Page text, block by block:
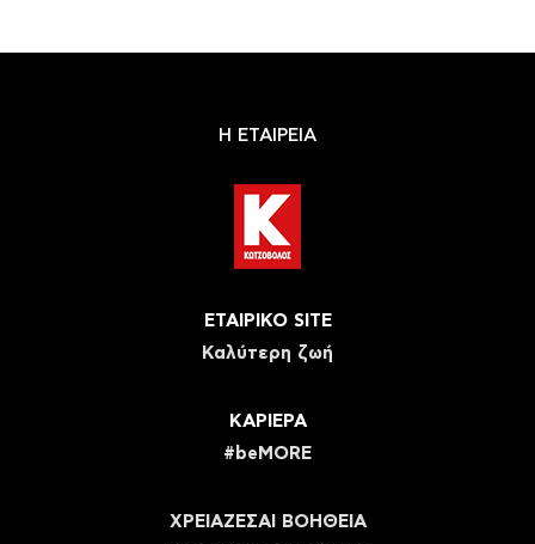
Η ΕΤΑΙΡΕΙΑ
ΕΤΑΙΡΙΚΟ SITE
Καλύτερη ζωή
ΚΑΡΙΕΡΑ
#beMORE
ΧΡΕΙΑΖΕΣΑΙ ΒΟΗΘΕΙΑ